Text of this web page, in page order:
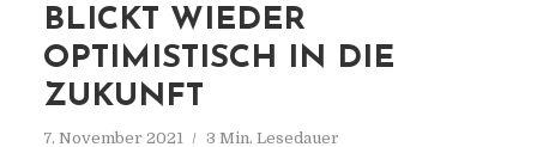
BLICKT WIEDER
OPTIMISTISCH IN DIE
ZUKUNFT
7. November 2021 3 Min. Lesedauer